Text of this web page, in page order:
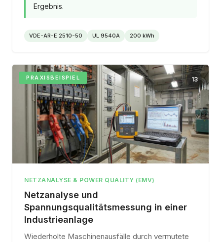
Ergebnis.
VDE-AR-E 2510-50 UL 9540A 200 kWh
PRAXISBEISPIEL 13
NETZANALYSE & POWER QUALITY (EMV)
Netzanalyse und
Spannungsqualitätsmessung in einer
Industrieanlage
Wiederholte Maschinenausfälle durch vermutete